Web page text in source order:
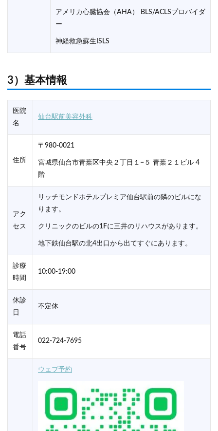
アメリカ心臓協会（AHA） BLS/ACLSプロバイダ
ー
神経救急蘇生ISLS
3）基本情報
医院
名
仙台駅前美容外科
住所
〒980-0021
宮城県仙台市青葉区中央２丁目１−５ 青葉２１ビル 4
階
アク
セス
リッチモンドホテルプレミア仙台駅前の隣のビルにな
ります。
クリニックのビルの1Fに三井のリハウスがあります。
地下鉄仙台駅の北4出口から出てすぐにあります。
診療
時間
10:00-19:00
休診
日
不定休
電話
番号
022-724-7695
ウェブ予約